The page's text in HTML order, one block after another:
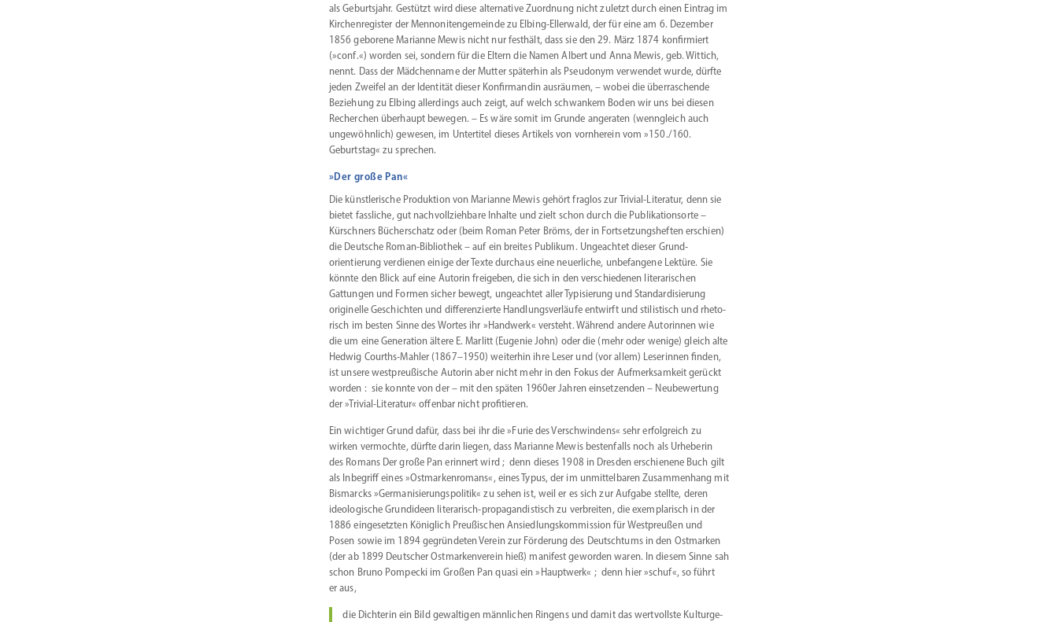
als Geburtsjahr. Gestützt wird diese alter­native Zuordnung nicht zuletzt durch einen Eintrag im
Kirchen­re­gister der Menno­ni­ten­ge­meinde zu Elbing-­Ellerwald, der für eine am 6. Dezember
1856 geborene Marianne Mewis nicht nur festhält, dass sie den 29. März 1874 konfir­miert
(»conf.«) worden sei, sondern für die Eltern die Namen Albert und Anna Mewis, geb. Wittich,
nennt. Dass der Mädchenname der Mutter späterhin als Pseudonym verwendet wurde, dürfte
jeden Zweifel an der Identität dieser Konfir­mandin ausräumen, – wobei die überra­schende
Beziehung zu Elbing aller­dings auch zeigt, auf welch schwankem Boden wir uns bei diesen
Recherchen überhaupt bewegen. – Es wäre somit im Grunde angeraten (wenngleich auch
ungewöhnlich) gewesen, im Unter­titel dieses Artikels von vornherein vom »150./160.
Geburtstag« zu sprechen.
»Der große Pan«
Die künst­le­rische Produktion von Marianne Mewis gehört fraglos zur Trivial­-Literatur, denn sie
bietet fassliche, gut nachvoll­ziehbare Inhalte und zielt schon durch die Publi­ka­ti­onsorte –
Kürschners Bücher­schatz oder (beim Roman Peter Bröms, der in Fortset­zungs­heften erschien)
die Deutsche Roman-Bibliothek – auf ein breites Publikum. Ungeachtet dieser Grund­
orientierung verdienen einige der Texte durchaus eine neuer­liche, unbefangene Lektüre. Sie
könnte den Blick auf eine Autorin freigeben, die sich in den verschie­denen litera­ri­schen
Gattungen und Formen sicher bewegt, ungeachtet aller Typisierung und Standar­di­sierung
origi­nelle Geschichten und diffe­ren­zierte Handlungs­ver­läufe entwirft und stilis­tisch und rheto­
risch im besten Sinne des Wortes ihr »Handwerk« versteht. Während andere Autorinnen wie
die um eine Generation ältere E. Marlitt (Eugenie John) oder die (mehr oder wenige) gleich alte
Hedwig Courths-Mahler (1867­–1950) weiterhin ihre Leser und (vor allem) Leserinnen finden,
ist unsere westpreu­ßische Autorin aber nicht mehr in den Fokus der Aufmerk­samkeit gerückt
worden : sie konnte von der – mit den späten 1960er Jahren einset­zenden – Neube­wertung
der »Trivial-Literatur« offenbar nicht profitieren.
Ein wichtiger Grund dafür, dass bei ihr die »Furie des Verschwindens« sehr erfolg­reich zu
wirken vermochte, dürfte darin liegen, dass Marianne Mewis besten­falls noch als Urheberin
des Romans Der große Pan erinnert wird ; denn dieses 1908 in Dresden erschienene Buch gilt
als Inbegriff eines »Ostmar­ken­romans«, eines Typus, der im unmit­tel­baren Zusam­menhang mit
Bismarcks »Germa­ni­sie­rungs­po­litik« zu sehen ist, weil er es sich zur Aufgabe stellte, deren
ideolo­gische Grund­ideen literarisch-propagandistisch zu verbreiten, die exempla­risch in der
1886 einge­setzten Königlich Preußi­schen Ansied­lungs­kom­mission für Westpreußen und
Posen sowie im 1894 gegrün­deten Verein zur Förderung des Deutschtums in den Ostmarken
(der ab 1899 Deutscher Ostmar­ken­verein hieß) manifest geworden waren. In diesem Sinne sah
schon Bruno Pompecki im Großen Pan quasi ein »Hauptwerk« ; denn hier »schuf«, so führt
er aus,
die Dichterin ein Bild gewal­tigen männlichen Ringens und damit das wertvollste Kultur­ge­